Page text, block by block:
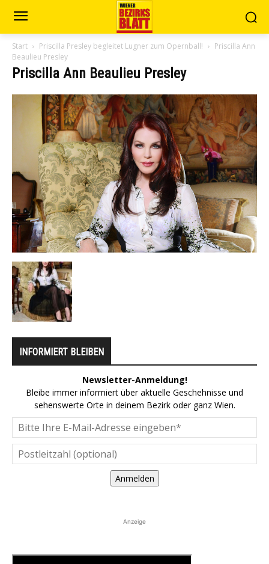
Start Priscilla Presley begleitet Lugner zum Opernball!
Priscilla Ann
Beaulieu Presley
Priscilla Ann Beaulieu Presley
INFORMIERT BLEIBEN
Newsletter-Anmeldung!
Bleibe immer informiert über aktuelle Geschehnisse und
sehenswerte Orte in deinem Bezirk oder ganz Wien.
Anmelden
Anzeige